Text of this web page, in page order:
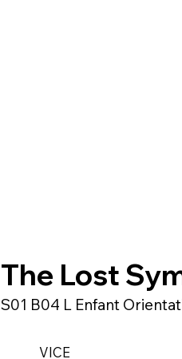
The Lost
S01 B04 L Enfant
VICE